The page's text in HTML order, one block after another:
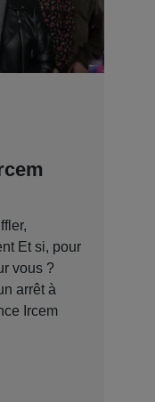
Et si, pour
vous ?
arrêt à
Ircem